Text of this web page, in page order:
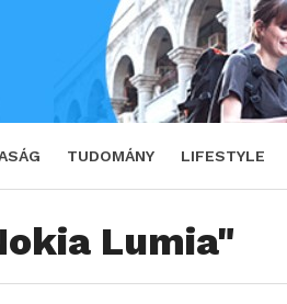
TUDOMÁNY LIFESTYLE
Lumia"